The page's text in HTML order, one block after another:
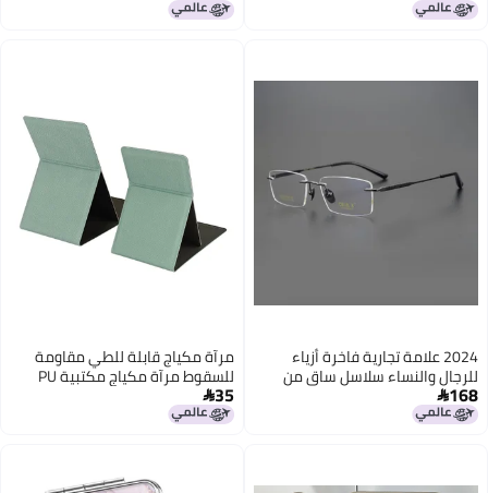
محمولة
من
مرآة مكياج قابلة للطي مقاومة
للسقوط مرآة مكياج مكتبية PU
تحمل الشعار